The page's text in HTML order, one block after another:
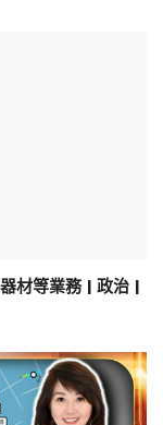
材等業務 | 政治 |